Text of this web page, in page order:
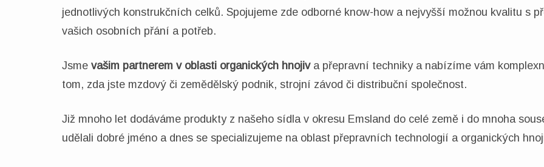
jednotlivých konstrukčních celků. Spojujeme zde odborné know-how a nejvyšší možnou kvalitu s
vašich osobních přání a potřeb.
Jsme vašim partnerem v oblasti organických hnojiv a přepravní techniky a nabízíme vám
tom, zda jste mzdový či zemědělský podnik, strojní závod či distribuční společnost.
Již mnoho let dodáváme produkty z našeho sídla v okresu Emsland do celé země i do mnoha
udělali dobré jméno a dnes se specializujeme na oblast přepravních technologií a organických